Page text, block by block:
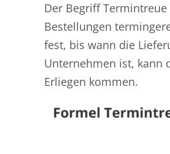
Der Begriff
Bestellungen
fest, bis wann die
Unternehmen ist, kann
Erliegen kommen.